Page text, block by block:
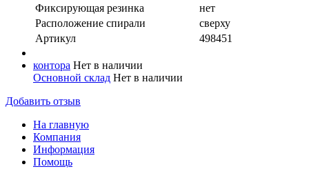
Фиксирующая резинка
нет
Расположение спирали
сверху
Артикул
498451
контора Нет в наличии
Основной склад Нет в наличии
Добавить отзыв
На главную
Компания
Информация
Помощь